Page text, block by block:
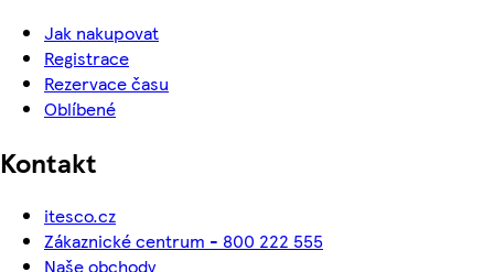
Jak nakupovat
Registrace
Rezervace času
Oblíbené
Kontakt
itesco.cz
Zákaznické centrum - 800 222 555
Naše obchody